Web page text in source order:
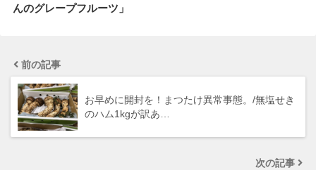
んのグレープフルーツ」
前の記事
お早めに開封を！まつたけ異常事態。/無塩せき
のハム1kgが訳あ…
次の記事